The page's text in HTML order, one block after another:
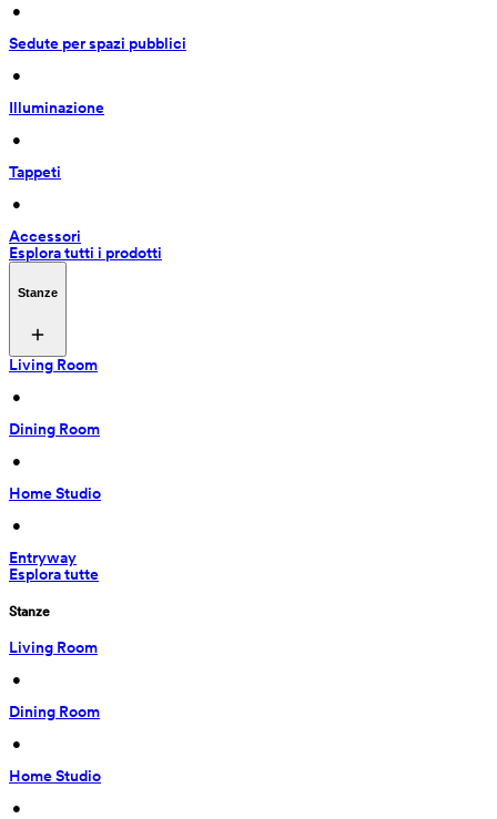
•
Sedute per spazi pubblici
•
Illuminazione
•
Tappeti
•
Accessori
Esplora tutti i prodotti
Stanze
Living Room
•
Dining Room
•
Home Studio
•
Entryway
Esplora tutte
Stanze
Living Room
•
Dining Room
•
Home Studio
•